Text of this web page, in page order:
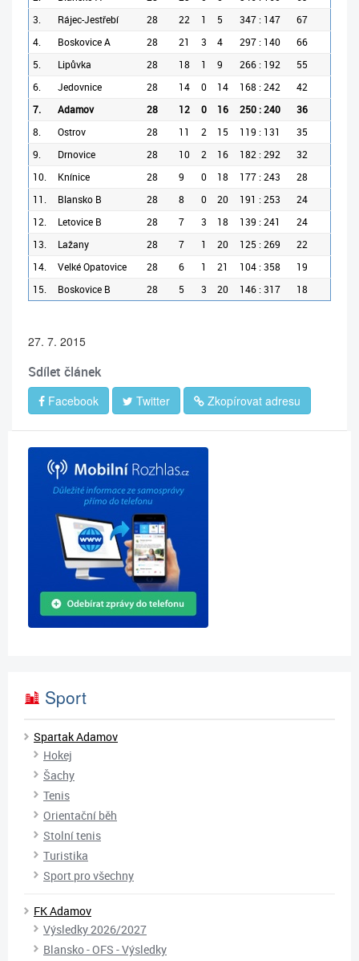
3.
Rájec-Jestřebí 28 22 1 5 347 : 147
67
4.
Boskovice A 28 21 3 4 297 : 140
66
5.
Lipůvka 28 18 1 9 266 : 192
55
6.
Jedovnice 28 14 0 14 168 : 242
42
7.
Adamov 28 12 0 16 250 : 240
36
8.
Ostrov 28 11 2 15 119 : 131
35
9.
Drnovice 28 10 2 16 182 : 292
32
10.
Knínice 28 9 0 18 177 : 243
28
11.
Blansko B 28 8 0 20 191 : 253
24
12.
Letovice B 28 7 3 18 139 : 241
24
13.
Lažany 28 7 1 20 125 : 269
22
14.
Velké Opatovice 28 6 1 21 104 : 358
19
15.
Boskovice B 28 5 3 20 146 : 317 18
27. 7. 2015
Sdílet článek
Facebook Twitter Zkopírovat adresu
Sport
Spartak Adamov
Hokej
Šachy
Tenis
Orientační běh
Stolní tenis
Turistika
Sport pro všechny
FK Adamov
Výsledky 2026/2027
Blansko - OFS - Výsledky